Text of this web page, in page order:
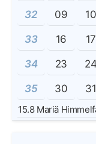
32 09 10
33 16 17
34 23 24
35 30 31
15.8Mariä